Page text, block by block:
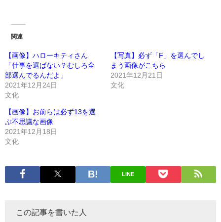
関連
【画像】ハローキティさん
「仕事を選ばない？むしろ全
部選んでるんだよ」
2021年12月24日
文化
【写真】必ず「F」を選んでし
まう画像がこちら
2021年12月21日
文化
【画像】お前らは必ず13を選
ぶ不思議な画像
2021年12月18日
文化
LINE
この記事を書いた人